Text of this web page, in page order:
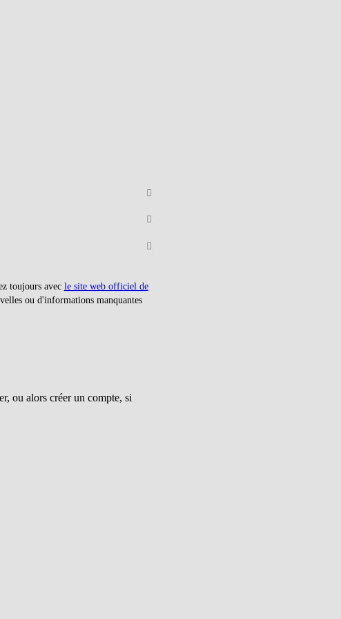
toujours avec le site web officiel de
ou d'informations manquantes
ou alors créer un compte, si